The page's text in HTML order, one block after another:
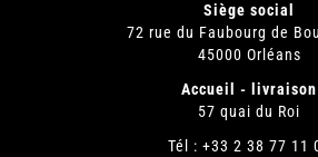
Siège social
72 rue du Faubourg de
45000 Orléans
Accueil - livraison
57 quai du Roi
Tél : +33 2 38 77 11